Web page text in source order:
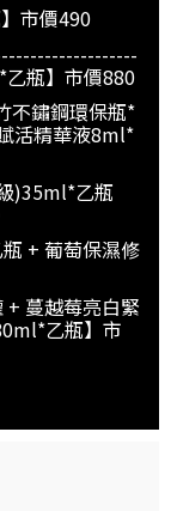
市價490
瓶】市價880
不鏽鋼環保瓶*
活精華液8ml*
)35ml*乙瓶
+ 葡萄保濕修
蔓越莓亮白緊
乙瓶】市